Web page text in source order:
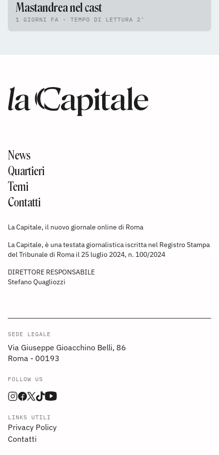
Mastandrea nel cast
1 GIORNI FA - TEMPO DI LETTURA 2'
News
Quartieri
Temi
Contatti
La Capitale, il nuovo giornale online di Roma
La Capitale, è una testata giornalistica iscritta nel Registro Stampa
del Tribunale di Roma il 25 luglio 2024, n. 100/2024
DIRETTORE RESPONSABILE
Stefano Quagliozzi
SEDE LEGALE
Via Giuseppe Gioacchino Belli, 86
Roma - 00193
FOLLOW US
LINKS UTILI
Privacy Policy
Contatti